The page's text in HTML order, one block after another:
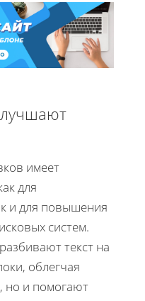
имеет
для
и для повышения
систем.
текст на
облегчая
но и помогают